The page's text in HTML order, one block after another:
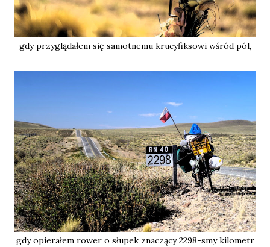
gdy przyglądałem się samotnemu krucyfiksowi wśród pól,
gdy opierałem rower o słupek znaczący 2298-smy kilometr